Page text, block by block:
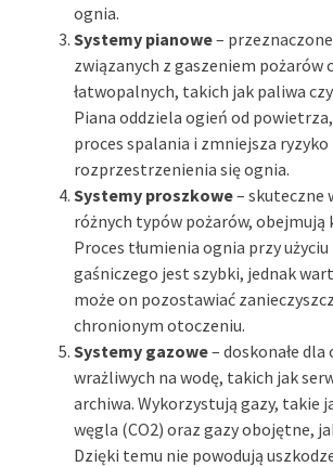
ognia.
Systemy pianowe–
związanych z gaszeniem pożarów
łatwopalnych, takich jak paliwa
Piana oddziela ogień od
proces spalania i zmniejsza ryzyko
rozprzestrzenienia się ognia.
Systemy proszkowe– skuteczne
różnych typów pożarów, obejmują
Proces tłumienia ognia przy
gaśniczego jest szybki, jednak
może on pozostawiać
chronionym otoczeniu.
Systemy gazowe– doskonałe
wrażliwych na wodę, takich jak
archiwa. Wykorzystują gazy, takie
węgla (CO2) oraz gazy obojętne,
Dzięki temu nie powodują